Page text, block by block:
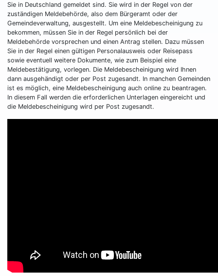
Sie in Deutschland gemeldet sind. Sie wird in der Regel von der
zuständigen Meldebehörde, also dem Bürgeramt oder der
Gemeindeverwaltung, ausgestellt. Um eine Meldebescheinigung zu
bekommen, müssen Sie in der Regel persönlich bei der
Meldebehörde vorsprechen und einen Antrag stellen. Dazu müssen
Sie in der Regel einen gültigen Personalausweis oder Reisepass
sowie eventuell weitere Dokumente, wie zum Beispiel eine
Meldebestätigung, vorlegen. Die Meldebescheinigung wird Ihnen
dann ausgehändigt oder per Post zugesandt. In manchen Gemeinden
ist es möglich, eine Meldebescheinigung auch online zu beantragen.
In diesem Fall werden die erforderlichen Unterlagen eingereicht und
die Meldebescheinigung wird per Post zugesandt.